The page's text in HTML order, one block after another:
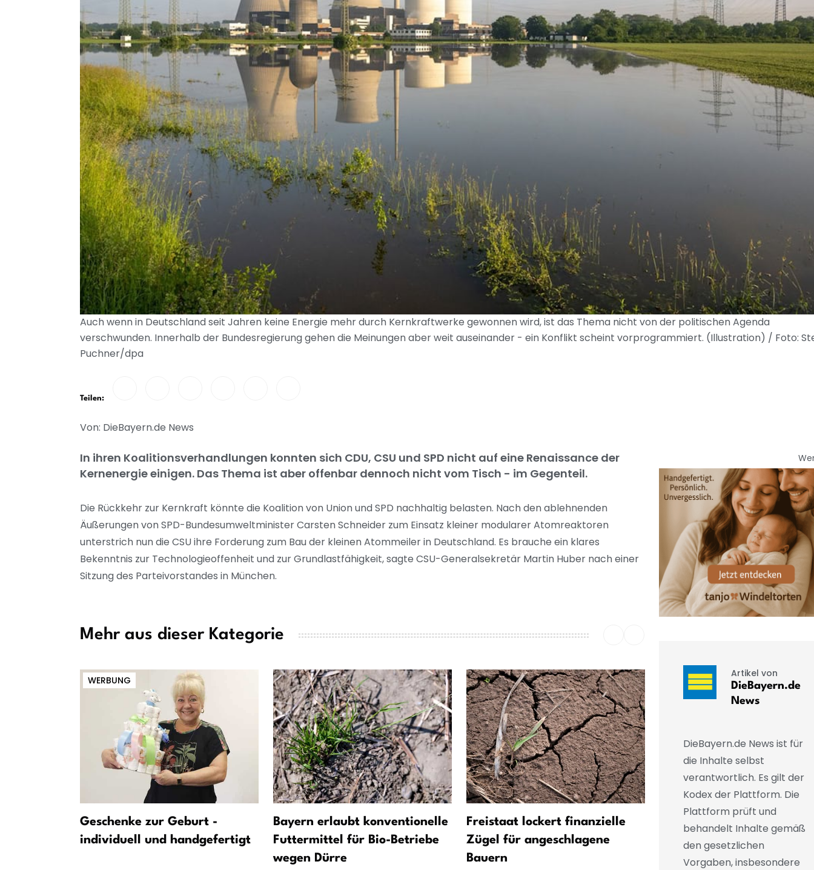
Auch wenn in Deutschland seit Jahren keine Energie mehr durch Kernkraftwerke gewonnen wird, ist das Thema nicht von der politischen Agenda
verschwunden. Innerhalb der Bundesregierung gehen die Meinungen aber weit auseinander - ein Konflikt scheint vorprogrammiert. (Illustration) / Foto:
Puchner/dpa
Teilen:
Von: DieBayern.de News
In ihren Koalitionsverhandlungen konnten sich CDU, CSU und SPD nicht auf eine Renaissance der
Kernenergie einigen. Das Thema ist aber offenbar dennoch nicht vom Tisch - im Gegenteil.
Die Rückkehr zur Kernkraft könnte die Koalition von Union und SPD nachhaltig belasten. Nach den ablehnenden
Äußerungen von SPD-Bundesumweltminister Carsten Schneider zum Einsatz kleiner modularer Atomreaktoren
unterstrich nun die CSU ihre Forderung zum Bau der kleinen Atommeiler in Deutschland. Es brauche ein klares
Bekenntnis zur Technologieoffenheit und zur Grundlastfähigkeit, sagte CSU-Generalsekretär Martin Huber nach einer
Sitzung des Parteivorstandes in München.
Mehr aus dieser Kategorie
WERBUNG
Geschenke zur Geburt -
individuell und handgefertigt
Bayern erlaubt konventionelle
Futtermittel für Bio-Betriebe
wegen Dürre
Freistaat lockert finanzielle
Zügel für angeschlagene
Bauern
Pflanzenschutzwirkstoff
Matcha-Tee nachgewiesen
Artikel von
DieBayern.de
News
DieBayern.de News ist für
die Inhalte selbst
verantwortlich. Es gilt der
Kodex der Plattform. Die
Plattform prüft und
behandelt Inhalte gemäß
den gesetzlichen
Vorgaben, insbesondere